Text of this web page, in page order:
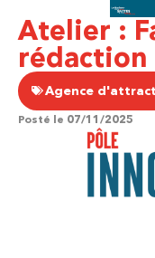
Atelier :
rédaction
Agence
Posté le 07/11/2025